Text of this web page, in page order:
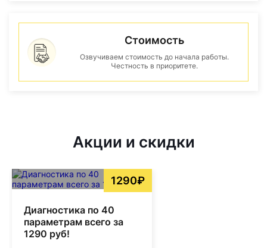
Стоимость
Озвучиваем стоимость до начала работы.
Честность в приоритете.
Акции и скидки
1290₽
Диагностика по 40
параметрам всего за
1290 руб!